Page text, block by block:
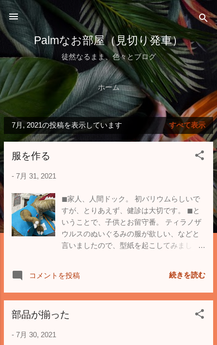
スキップしてメイン コンテンツに移動
Palmなお部屋（見切り発車）
徒然なるまま、色々とブログ
ホーム
投
7月, 2021の投稿を表示しています すべて表示
服を作る
- 7月 31, 2021
◼︎家人、人間ドック。 初バリウムらしいで
すが、とりあえず、健診は大切です。 ◼︎と
いうことで、子供とお留守番。 ティラノザ
ウルスのぬいぐるみの服が欲しい、などと
言いましたので、型紙を起こしてみまし
ったです。 で、布地を買いに手芸屋さん
に。 フチの処理が無理そうなので、フェル
し(笑) 脱着可能なようにスナップ式にしつ
コメントを投稿 続きを読む
部品が揃った
- 7月 30, 2021